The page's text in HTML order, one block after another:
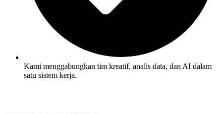
Kami menggabungkan tim kreatif, analis data, dan AI dalam
satu sistem kerja.